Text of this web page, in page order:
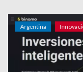
Argentina